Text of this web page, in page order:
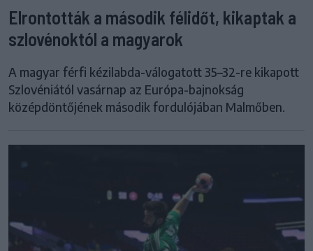
Elrontották a második félidőt, kikaptak a
szlovénoktól a magyarok
A magyar férfi kézilabda-válogatott 35–32-re kikapott
Szlovéniától vasárnap az Európa-bajnokság
középdöntőjének második fordulójában Malmőben.